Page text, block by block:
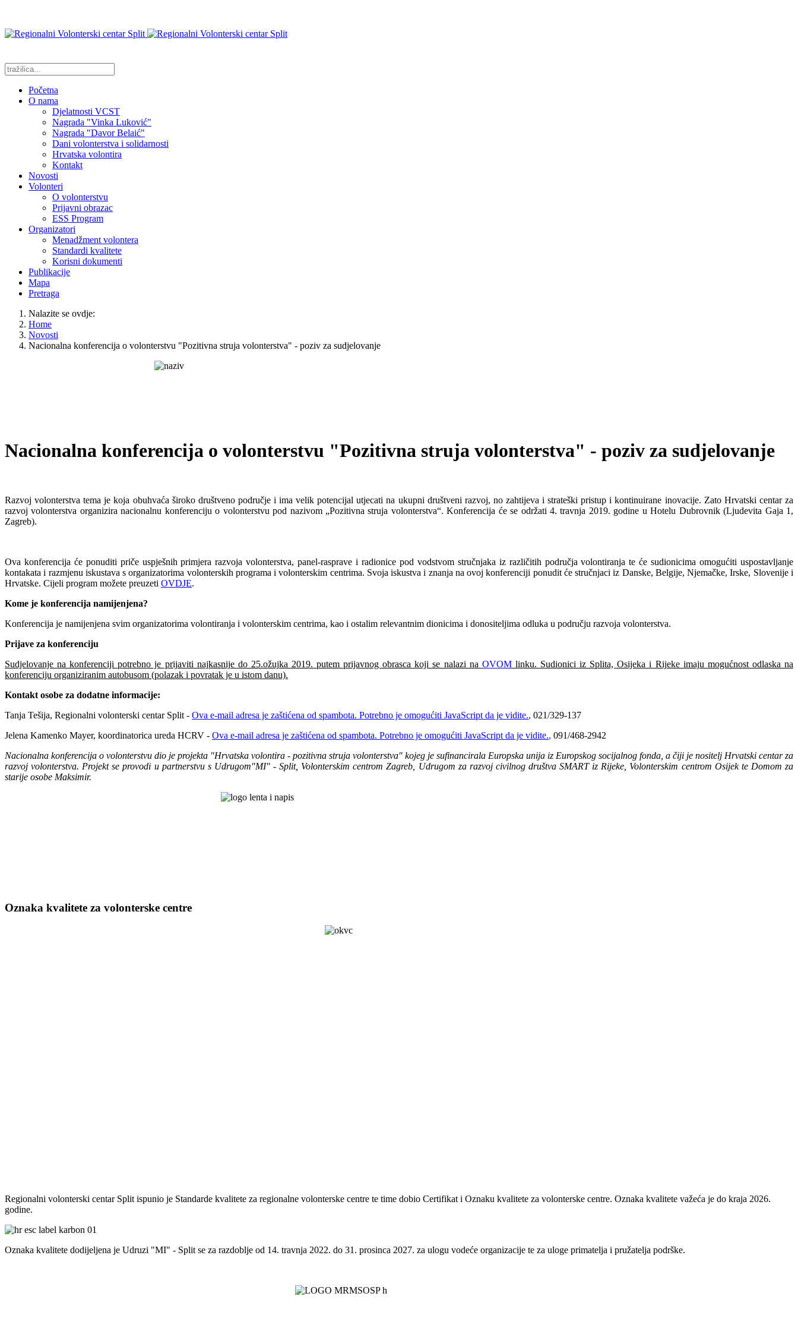
Početna
O nama
Djelatnosti VCST
Nagrada "Vinka Luković"
Nagrada "Davor Belaić"
Dani volonterstva i solidarnosti
Hrvatska volontira
Kontakt
Novosti
Volonteri
O volonterstvu
Prijavni obrazac
ESS Program
Organizatori
Menadžment volontera
Standardi kvalitete
Korisni dokumenti
Publikacije
Mapa
Pretraga
Nalazite se ovdje:
Home
Novosti
Nacionalna konferencija o volonterstvu "Pozitivna struja volonterstva" - poziv za sudjelovanje
Nacionalna konferencija o volonterstvu "Pozitivna struja volonterstva" - poziv za sudjelovanje
Razvoj volonterstva tema je koja obuhvaća široko društveno područje i ima velik potencijal utjecati na ukupni društveni razvoj, no zahtijeva i strateški pristup i kontinuirane inovacije. Zato Hrvatski centar za
razvoj volonterstva organizira nacionalnu konferenciju o volonterstvu pod nazivom „Pozitivna struja volonterstva“. Konferencija će se održati 4. travnja 2019. godine u Hotelu Dubrovnik (Ljudevita Gaja 1,
Zagreb).
Ova konferencija će ponuditi priče uspješnih primjera razvoja volonterstva, panel-rasprave i radionice pod vodstvom stručnjaka iz različitih područja volontiranja te će sudionicima omogućiti uspostavljanje
kontakata i razmjenu iskustava s organizatorima volonterskih programa i volonterskim centrima. Svoja iskustva i znanja na ovoj konferenciji ponudit će stručnjaci iz Danske, Belgije, Njemačke, Irske, Slovenije i
Hrvatske. Cijeli program možete preuzeti OVDJE.
Kome je konferencija namijenjena?
Konferencija je namijenjena svim organizatorima volontiranja i volonterskim centrima, kao i ostalim relevantnim dionicima i donositeljima odluka u području razvoja volonterstva.
Prijave za konferenciju
Sudjelovanje na konferenciji potrebno je prijaviti najkasnije do 25.ožujka 2019. putem prijavnog obrasca koji se nalazi na OVOMlinku. Sudionici iz Splita, Osijeka i Rijeke imaju mogućnost odlaska na
konferenciju organiziranim autobusom (polazak i povratak je u istom danu).
Kontakt osobe za dodatne informacije:
Tanja Tešija, Regionalni volonterski centar Split - Ova e-mail adresa je zaštićena od spambota. Potrebno je omogućiti JavaScript da je vidite., 021/329-137
Jelena Kamenko Mayer, koordinatorica ureda HCRV - Ova e-mail adresa je zaštićena od spambota. Potrebno je omogućiti JavaScript da je vidite., 091/468-2942
Nacionalna konferencija o volonterstvu dio je projekta "Hrvatska volontira - pozitivna struja volonterstva" kojeg je sufinancirala Europska unija iz Europskog socijalnog fonda, a čiji je nositelj Hrvatski centar za
razvoj volonterstva. Projekt se provodi u partnerstvu s Udrugom"MI" - Split, Volonterskim centrom Zagreb, Udrugom za razvoj civilnog društva SMART iz Rijeke, Volonterskim centrom Osijek te Domom za
starije osobe Maksimir.
Oznaka kvalitete za volonterske centre
Regionalni volonterski centar Split ispunio je Standarde kvalitete za regionalne volonterske centre te time dobio Certifikat i Oznaku kvalitete za volonterske centre. Oznaka kvalitete važeća je do kraja 2026.
godine.
Oznaka kvalitete dodijeljena je Udruzi "MI" - Split se za razdoblje od 14. travnja 2022. do 31. prosinca 2027. za ulogu vodeće organizacije te za uloge primatelja i pružatelja podrške.